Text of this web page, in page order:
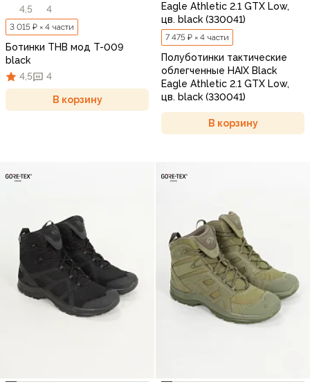
4,5
4
3 015 ₽ × 4 части
Ботинки THB мод T-009
black
4,5
4
В корзину
Eagle Athletic 2.1 GTX Low,
цв. black (330041)
7 475 ₽ × 4 части
Полуботинки тактические
облегченные HAIX Black
Eagle Athletic 2.1 GTX Low,
цв. black (330041)
В корзину